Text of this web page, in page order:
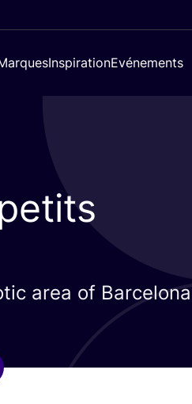
InspirationEvénements
area of Barcelona